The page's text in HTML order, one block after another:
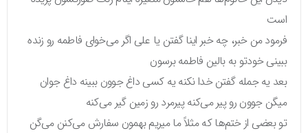
است
فرمود من خبر، چه خبر اینا گفتن یا علی اگر می‌خوای فاطمه رو زنده
ببینی خودتو به بالین فاطمه برسون
بعد یه جمله گفتن خدا نکنه یه کسی داغ جوون ببینه داغ جوان
میگن جوون رو پیر می‌کنه پیرمرد رو زمین گیر می‌کنه
تو بعضی از ختم‌ها که مثلاً ما میریم بهمون سفارش می‌کنن می‌گن